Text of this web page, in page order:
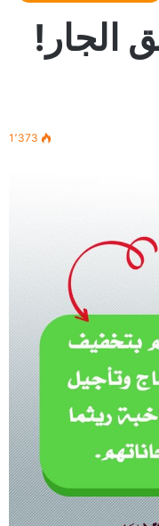
الجار!
1٬373